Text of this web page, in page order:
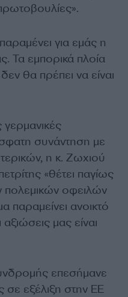
για εμάς η
Τα εμπορικά πλοία
θα πρέπει να είναι
γερμανικές
συνάντηση με
η κ. Ζωχιού
«θέτει παγίως
πολεμικών οφειλών
ανοικτό
μας είναι
επεσήμανε
εξέλιξη στην ΕΕ